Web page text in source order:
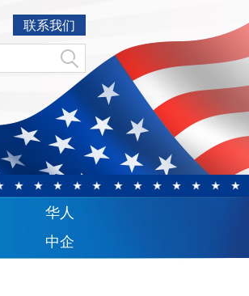
联系我们
华人
中企